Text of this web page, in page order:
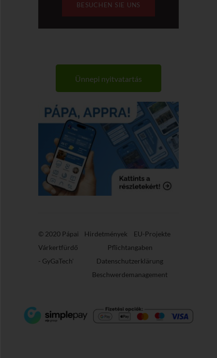
BESUCHEN SIE UNS
Ünnepi nyitvatartás
© 2020 Pápai
Várkertfürdő
- GyGaTech'
Hirdetmények
EU-Projekte
Pflichtangaben
Datenschutzerklärung
Beschwerdemanagement